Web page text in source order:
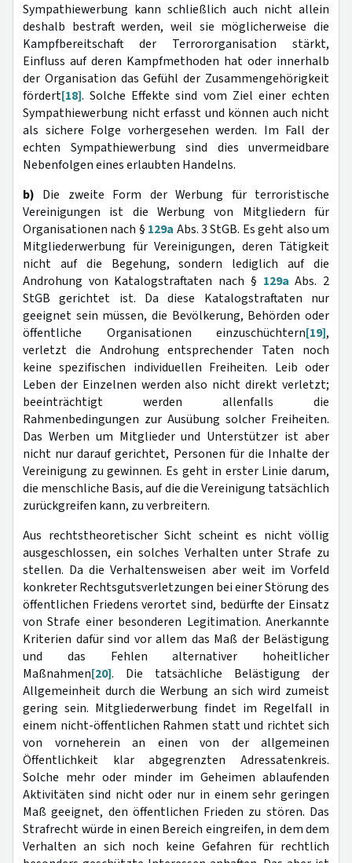
Sympathiewerbung kann schließlich auch nicht allein
deshalb bestraft werden, weil sie möglicherweise die
Kampfbereitschaft der Terrororganisation stärkt,
Einfluss auf deren Kampfmethoden hat oder innerhalb
der Organisation das Gefühl der Zusammengehörigkeit
fördert[18]. Solche Effekte sind vom Ziel einer echten
Sympathiewerbung nicht erfasst und können auch nicht
als sichere Folge vorhergesehen werden. Im Fall der
echten Sympathiewerbung sind dies unvermeidbare
Nebenfolgen eines erlaubten Handelns.
b) Die zweite Form der Werbung für terroristische
Vereinigungen ist die Werbung von Mitgliedern für
Organisationen nach § 129a Abs. 3 StGB. Es geht also um
Mitgliederwerbung für Vereinigungen, deren Tätigkeit
nicht auf die Begehung, sondern lediglich auf die
Androhung von Katalogstraftaten nach § 129a Abs. 2
StGB gerichtet ist. Da diese Katalogstraftaten nur
geeignet sein müssen, die Bevölkerung, Behörden oder
öffentliche Organisationen einzuschüchtern[19],
verletzt die Androhung entsprechender Taten noch
keine spezifischen individuellen Freiheiten. Leib oder
Leben der Einzelnen werden also nicht direkt verletzt;
beeinträchtigt werden allenfalls die
Rahmenbedingungen zur Ausübung solcher Freiheiten.
Das Werben um Mitglieder und Unterstützer ist aber
nicht nur darauf gerichtet, Personen für die Inhalte der
Vereinigung zu gewinnen. Es geht in erster Linie darum,
die menschliche Basis, auf die die Vereinigung tatsächlich
zurückgreifen kann, zu verbreitern.
Aus rechtstheoretischer Sicht scheint es nicht völlig
ausgeschlossen, ein solches Verhalten unter Strafe zu
stellen. Da die Verhaltensweisen aber weit im Vorfeld
konkreter Rechtsgutsverletzungen bei einer Störung des
öffentlichen Friedens verortet sind, bedürfte der Einsatz
von Strafe einer besonderen Legitimation. Anerkannte
Kriterien dafür sind vor allem das Maß der Belästigung
und das Fehlen alternativer hoheitlicher
Maßnahmen[20]. Die tatsächliche Belästigung der
Allgemeinheit durch die Werbung an sich wird zumeist
gering sein. Mitgliederwerbung findet im Regelfall in
einem nicht-öffentlichen Rahmen statt und richtet sich
von vorneherein an einen von der allgemeinen
Öffentlichkeit klar abgegrenzten Adressatenkreis.
Solche mehr oder minder im Geheimen ablaufenden
Aktivitäten sind nicht oder nur in einem sehr geringen
Maß geeignet, den öffentlichen Frieden zu stören. Das
Strafrecht würde in einen Bereich eingreifen, in dem dem
Verhalten an sich noch keine Gefahren für rechtlich